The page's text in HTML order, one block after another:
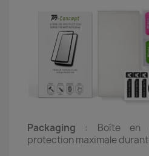
Packaging : Boîte en
protection maximale